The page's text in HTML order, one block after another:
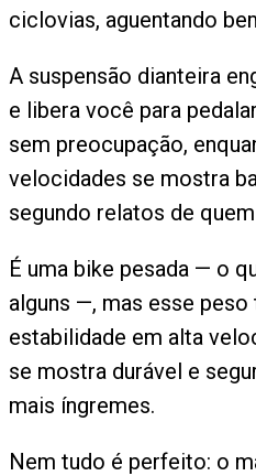
ciclovias, aguentando
A suspensão dianteira
e libera você para
sem preocupação,
velocidades se mostra
segundo relatos de
É uma bike pesada — o
alguns —, mas esse
estabilidade em alta
se mostra durável e
mais íngremes.
Nem tudo é perfeito: o